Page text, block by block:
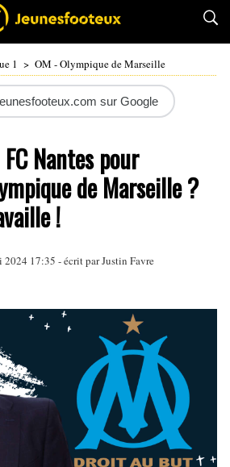
1 > OM - Olympique de Marseille
sur Google
Nantes pour
de Marseille ?
!
2024 17:35 - écrit parJustin Favre